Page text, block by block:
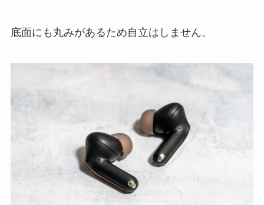
底面にも丸みがあるため自立はしません。